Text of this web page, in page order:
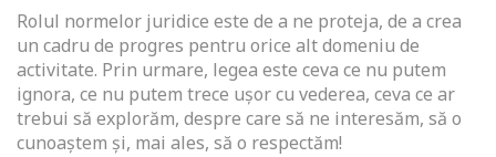
Rolul normelor juridice este de a ne proteja, de a crea
un cadru de progres pentru orice alt domeniu de
activitate. Prin urmare, legea este ceva ce nu putem
ignora, ce nu putem trece ușor cu vederea, ceva ce ar
trebui să explorăm, despre care să ne interesăm, să o
cunoaștem și, mai ales, să o respectăm!